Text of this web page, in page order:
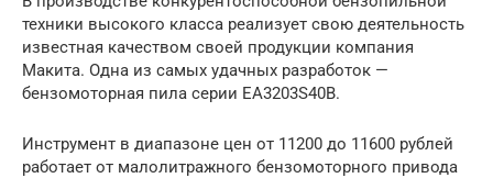
техники высокого класса реализует свою деятельность
известная качеством своей продукции компания
Макита. Одна из самых удачных разработок —
бензомоторная пила серии EA3203S40B.
Инструмент в диапазоне цен от 11200 до 11600 рублей
работает от малолитражного бензомоторного привода